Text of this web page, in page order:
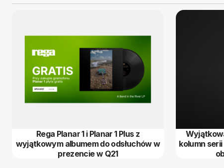
Rega Planar 1 i Planar 1 Plus z
wyjątkowym albumem do odsłuchów w
prezencie w Q21
kolumn